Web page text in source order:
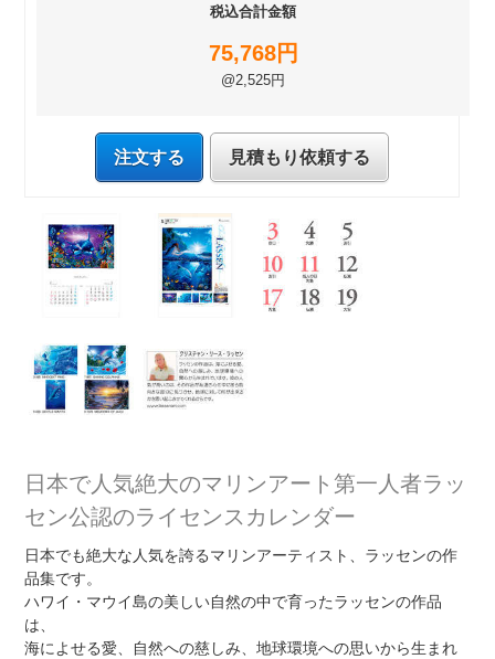
税込合計金額
75,768円
@2,525円
注文する 見積もり依頼する
日本で人気絶大のマリンアート第一人者ラッ
セン公認のライセンスカレンダー
日本でも絶大な人気を誇るマリンアーティスト、ラッセンの作
品集です。
ハワイ・マウイ島の美しい自然の中で育ったラッセンの作品
は、
海によせる愛、自然への慈しみ、地球環境への思いから生まれ